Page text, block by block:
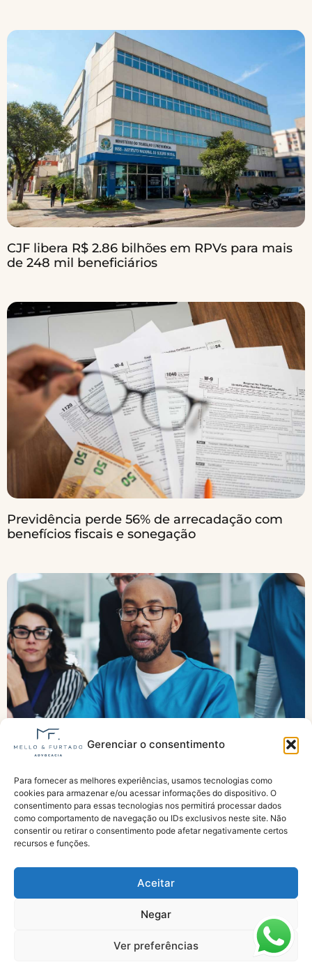
Gerenciar o consentimento
Para fornecer as melhores experiências, usamos tecnologias como
cookies para armazenar e/ou acessar informações do dispositivo. O
consentimento para essas tecnologias nos permitirá processar dados
como comportamento de navegação ou IDs exclusivos neste site. Não
consentir ou retirar o consentimento pode afetar negativamente certos
recursos e funções.
Aceitar
Negar
Ver preferências
CJF libera R$ 2.86 bilhões em RPVs para mais
de 248 mil beneficiários
Previdência perde 56% de arrecadação com
benefícios fiscais e sonegação
Agentes de saúde pedem urgência para
aposentadoria especial
Especialistas em Aposentadorias e Benefícios do INSS